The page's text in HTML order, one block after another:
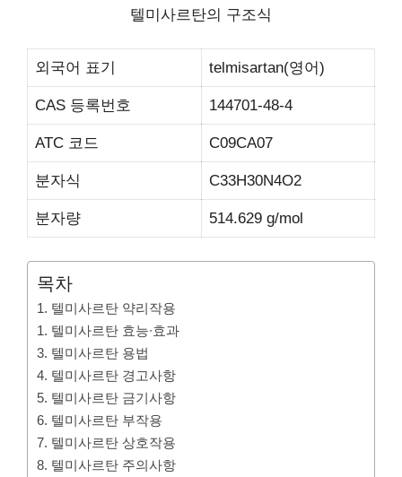
텔미사르탄의 구조식
외국어 표기 telmisartan(영어)
CAS 등록번호 144701-48-4
ATC 코드 C09CA07
분자식 C33H30N4O2
분자량 514.629 g/mol
목차
1. 텔미사르탄 약리작용
1. 텔미사르탄 효능∙효과
3. 텔미사르탄 용법
4. 텔미사르탄 경고사항
5. 텔미사르탄 금기사항
6. 텔미사르탄 부작용
7. 텔미사르탄 상호작용
8. 텔미사르탄 주의사항